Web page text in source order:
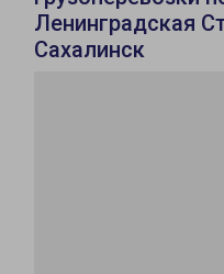
Ленинградская
Сахалинск